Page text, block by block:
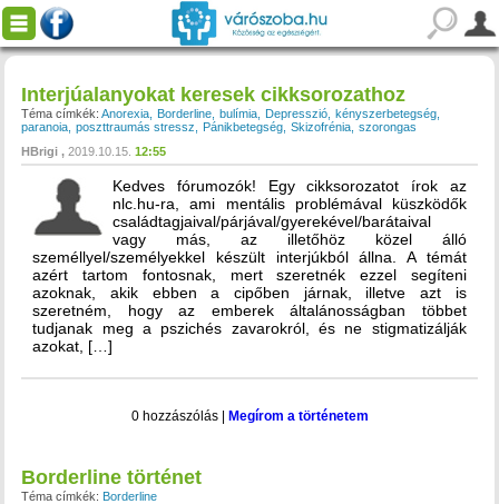
Interjúalanyokat keresek cikksorozathoz
Téma címkék: Anorexia Borderline bulímia Depresszió
kényszerbetegség
paranoia
poszttraumás stressz Pánikbetegség Skizofrénia
szorongas
HBrigi
2019.10.15. 12:55
Kedves fórumozók! Egy cikksorozatot írok az
nlc.hu-ra, ami mentális problémával küszködők
családtagjaival/párjával/gyerekével/barátaival
vagy más, az illetőhöz közel álló
személlyel/személyekkel készült interjúkból állna. A témát
azért tartom fontosnak, mert szeretnék ezzel segíteni
azoknak, akik ebben a cipőben járnak, illetve azt is
szeretném, hogy az emberek általánosságban többet
tudjanak meg a pszichés zavarokról, és ne stigmatizálják
azokat, […]
0 hozzászólás| Megírom a történetem
Borderline történet
Téma címkék: Borderline